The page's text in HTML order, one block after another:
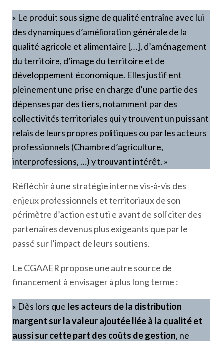
« Le produit sous signe de qualité entraîne avec lui
des dynamiques d’amélioration générale de la
qualité agricole et alimentaire […], d’aménagement
du territoire, d’image du territoire et de
développement économique. Elles justifient
pleinement une prise en charge d’une partie des
dépenses par des tiers, notamment par des
collectivités territoriales qui y trouvent un puissant
relais de leurs propres politiques ou par les acteurs
professionnels (Chambre d’agriculture,
interprofessions, …) y trouvant intérêt. »
Réfléchir à une stratégie interne vis-à-vis des
enjeux professionnels et territoriaux de son
périmètre d’action est utile avant de solliciter des
partenaires devenus plus exigeants que par le
passé sur l’impact de leurs soutiens.
Le CGAAER propose une autre source de
financement à envisager à plus long terme :
« Dès lors que les acteurs de la distribution
margent sur la valeur ajoutée liée à la qualité et
aussi sur cette part des coûts de gestion, ne